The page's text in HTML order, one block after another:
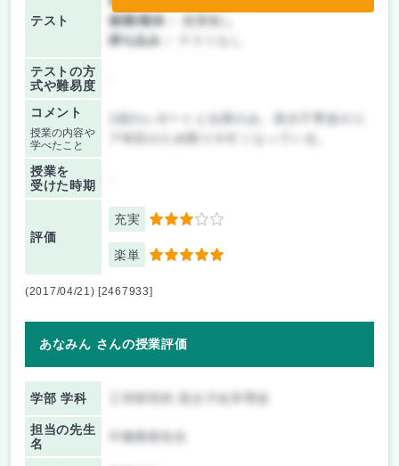
テスト
後期/期末：
授業無し
持ち込み：
テストの方
式や難易度
コメント
授業の内容や
学べたこと
授業を
受けた時期
評価
充実 3
楽単 5
(2017/04/21) [2467933]
あなみん さんの授業評価
学部 学科
担当の先生
名
中條善樹先生